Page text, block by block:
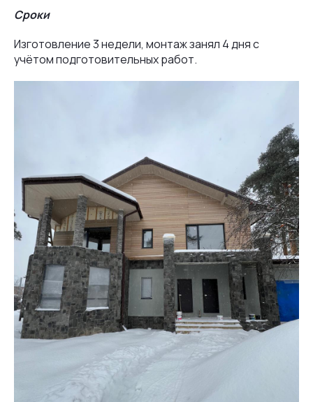
Сроки
Изготовление 3 недели, монтаж занял 4 дня с
учётом подготовительных работ.